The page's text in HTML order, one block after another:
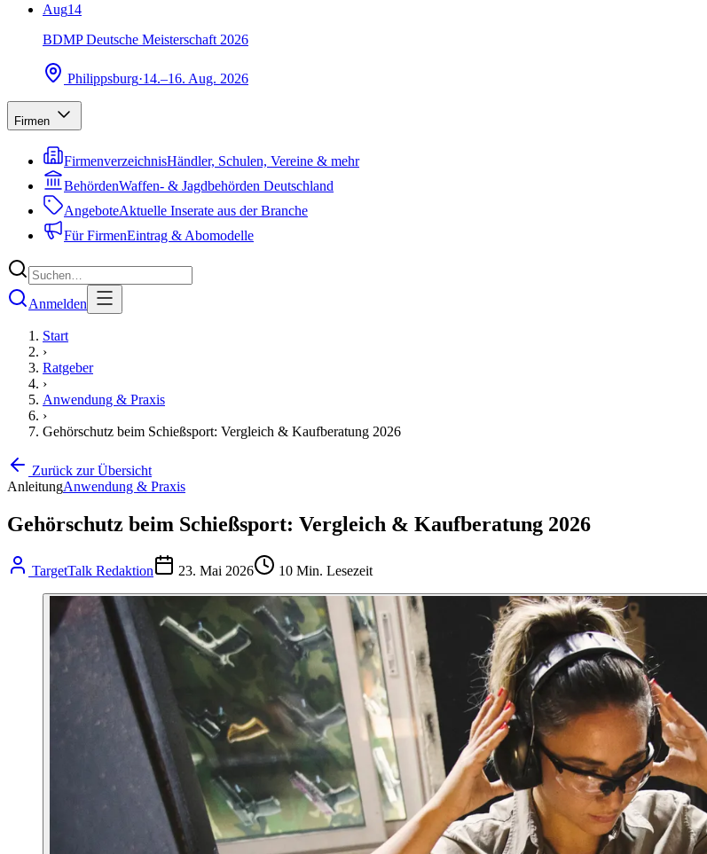
Aug14
BDMP Deutsche Meisterschaft 2026
Philippsburg·14.–16. Aug. 2026
Firmen
FirmenverzeichnisHändler, Schulen, Vereine & mehr
BehördenWaffen- & Jagdbehörden Deutschland
AngeboteAktuelle Inserate aus der Branche
Für FirmenEintrag & Abomodelle
Anmelden
Start
›
Ratgeber
›
Anwendung & Praxis
›
Gehörschutz beim Schießsport: Vergleich & Kaufberatung 2026
Zurück zur Übersicht
AnleitungAnwendung & Praxis
Gehörschutz beim Schießsport: Vergleich & Kaufberatung 2026
TargetTalk Redaktion 23. Mai 2026 10 Min. Lesezeit